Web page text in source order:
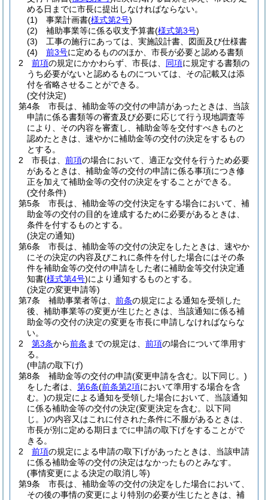
める日までに市長に提出しなければならない。
(1)
事業計画書(様式第2号)
(2)
補助事業等に係る収支予算書(様式第3号)
(3)
工事の施行にあっては、実施設計書、図面及び仕様書
(4)
前3号に定めるもののほか、市長が必要と認める書類
2
前項の規定にかかわらず、市長は、 同項に規定する書類の
うち必要がないと認めるものについては、その記載又は添
付を省略させることができる。
(交付決定)
第4条
市長は、補助金等の交付の申請があったときは、当該
申請に係る書類等の審査及び必要に応じて行う現地調査等
により、その内容を審査し、補助金等を交付すべきものと
認めたときは、速やかに補助金等の交付の決定をするもの
とする。
2
市長は、 前項の場合において、適正な交付を行うため必要
があるときは、補助金等の交付の申請に係る事項につき修
正を加えて補助金等の交付の決定をすることができる。
(交付条件)
第5条
市長は、補助金等の交付決定をする場合において、補
助金等の交付の目的を達成するために必要があるときは、
条件を付するものとする。
(決定の通知)
第6条
市長は、補助金等の交付の決定をしたときは、速やか
にその決定の内容及びこれに条件を付した場合にはその条
件を補助金等の交付の申請をした者に補助金等交付決定通
知書(様式第4号)により通知するものとする。
(決定の変更申請等)
第7条
補助事業者等は、 前条の規定による通知を受領した
後、補助事業等の変更が生じたときは、当該通知に係る補
助金等の交付の決定の変更を市長に申請しなければならな
い。
2
第3条から前条 までの規定は、 前項の場合について準用す
る。
(申請の取下げ)
第8条
補助金等の交付の申請(変更申請を含む。以下同じ。)
をした者は、 第6条(前条第2項において準用する場合を含
む。)の規定による通知を受領した場合において、当該通知
に係る補助金等の交付の決定(変更決定を含む。以下同
じ。)の内容又はこれに付された条件に不服があるときは、
市長が別に定める期日までに申請の取下げをすることがで
きる。
2
前項の規定による申請の取下げがあったときは、当該申請
に係る補助金等の交付の決定はなかったものとみなす。
(事情変更による決定の取消し等)
第9条
市長は、補助金等の交付の決定をした場合において、
その後の事情の変更により特別の必要が生じたときは、補